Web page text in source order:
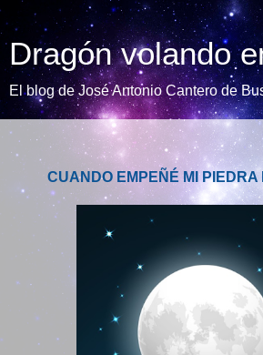
Dragón volando
El blog de José Antonio Cantero de
CUANDO EMPEÑÉ MI PIEDRA